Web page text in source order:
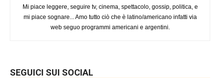
Mi piace leggere, seguire tv, cinema, spettacolo, gossip, politica, e
mi piace sognare... Amo tutto ciò che è latino/americano infatti via
web seguo programmi americani e argentini.
SEGUICI SUI SOCIAL